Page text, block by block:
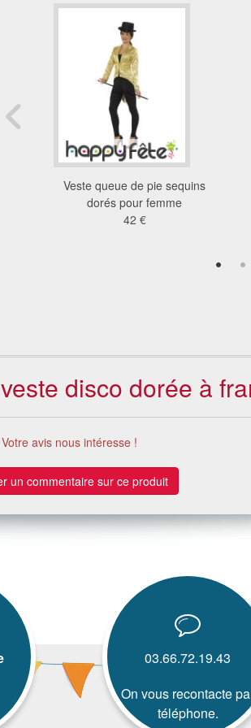
Veste queue de pie sequins
dorés pour femme
42 €
disco dorée à
Votre avis nous intéresse !
un commentaire sur ce produit
03.66.72.19.43
On vous recontacte
téléphone.